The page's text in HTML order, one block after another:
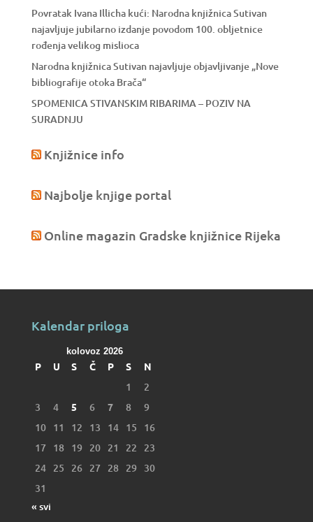
Povratak Ivana Illicha kući: Narodna knjižnica Sutivan
najavljuje jubilarno izdanje povodom 100. obljetnice
rođenja velikog mislioca
Narodna knjižnica Sutivan najavljuje objavljivanje „Nove
bibliografije otoka Brača“
SPOMENICA STIVANSKIM RIBARIMA – POZIV NA
SURADNJU
Knjižnice info
Najbolje knjige portal
Online magazin Gradske knjižnice Rijeka
Kalendar priloga
kolovoz 2026
P U S Č P S N
1
2
3
4 5 6 7 8
9
10 11 12 13 14 15
16
17 18 19 20 21 22
23
24 25 26 27 28 29
30
31
« svi